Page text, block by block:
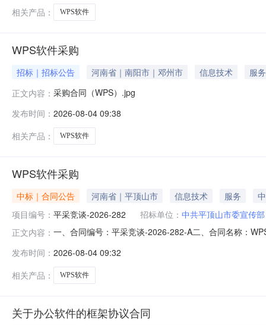
相关产品：
WPS软件
WPS软件采购
招标｜招标公告 河南省｜南阳市｜邓州市 信息技术
服务
正文内容： 采购合同（WPS）.jpg
发布时间： 2026-08-04 09:38
相关产品：
WPS软件
WPS软件采购
中标｜合同公告 河南省｜平顶山市 信息技术 服务
项目编号： 平采竞谈-2026-282 招标单位： 中共平顶山市委宣传部
正文内容： 一、合同编号：平采竞谈-2026-282-A二、合同名称：
号院3号楼4单元4楼北户联系人：崔明尧联系方式：
发布时间： 2026-08-04 09:32
相关产品：
WPS软件
关于办公软件的框架协议合同